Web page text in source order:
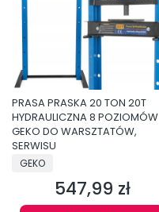
PRASA PRASKA 20 TON 20T
HYDRAULICZNA 8 POZIOMÓW
GEKO DO WARSZTATÓW,
SERWISU
PRODUCENT
GEKO
Cena
547,99 zł